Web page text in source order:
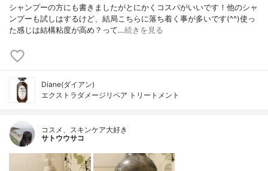
シャンプーの方にも書きましたがとにかくコスパがいいです！他のシャ
ンプーも試しはするけど、結局こちらに落ち着く事が多いです(^^)使っ
た感じは結構粘度が高め？って…続きを見る
Diane(ダイアン)
エクストラダメージリペア トリートメント
コスメ、スキンケア大好き
サトウウサコ